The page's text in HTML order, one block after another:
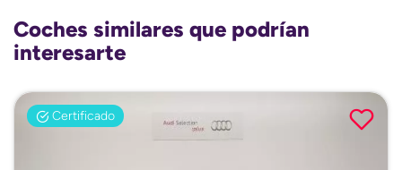
Coches similares que podrían
interesarte
Certificado